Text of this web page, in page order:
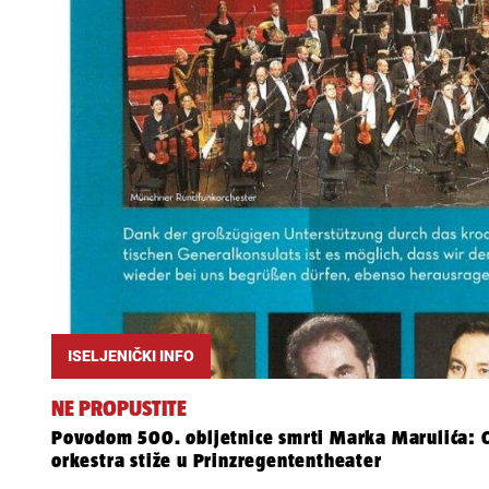
ISELJENIČKI INFO
NE PROPUSTITE
Povodom 500. obljetnice smrti Marka Marulića:
orkestra stiže u Prinzregententheater